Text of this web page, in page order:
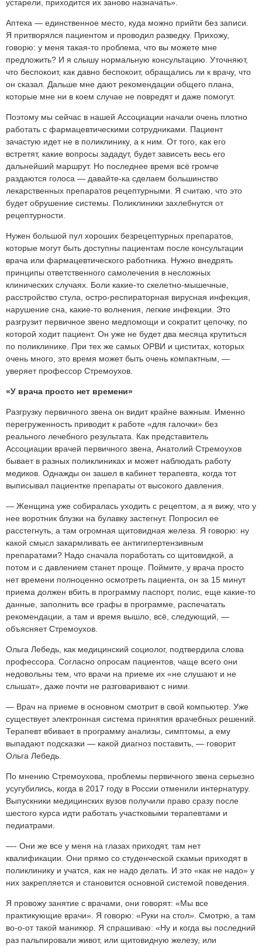
устарели, приходится их заново назначать».
Аптека — единственное место, куда можно прийти без записи.
Я притворялся пациентом и проводил разведку. Прихожу,
говорю: у меня такая-то проблема, что вы можете мне
предложить? И я слышу нормальную консультацию. Уточняют,
что беспокоит, как давно беспокоит, обращались ли к врачу, что
он сказал. Дальше мне дают рекомендации общего плана,
которые мне ни в коем случае не повредят и даже помогут.
Поэтому мы сейчас в нашей Ассоциации начали очень плотно
работать с фармацевтическими сотрудниками. Пациент
зачастую идет не в поликлинику, а к ним. От того, как его
встретят, какие вопросы зададут, будет зависеть весь его
дальнейший маршрут. Но последнее время всё громче
раздаются голоса — давайте-ка сделаем большинство
лекарственных препаратов рецептурными. Я считаю, что это
будет обрушение системы. Поликлиники захлебнутся от
рецептурности.
Нужен большой пул хороших безрецептурных препаратов,
которые могут быть доступны пациентам после консультации
врача или фармацевтического работника. Нужно внедрять
принципы ответственного самолечения в несложных
клинических случаях. Боли какие-то скелетно-мышечные,
расстройство стула, остро-респираторная вирусная инфекция,
нарушение сна, какие-то волнения, легкие инфекции. Это
разгрузит первичное звено медпомощи и сократит цепочку, по
которой ходит пациент. Он уже не будет два месяца крутиться
по поликлинике. При тех же самых ОРВИ и циститах, которых
очень много, это время может быть очень компактным, —
уверяет профессор Стремоухов.
«У врача просто нет времени»
Разгрузку первичного звена он видит крайне важным. Именно
перегруженность приводит к работе «для галочки» без
реального лечебного результата. Как представитель
Ассоциации врачей первичного звена, Анатолий Стремоухов
бывает в разных поликлиниках и может наблюдать работу
медиков. Однажды он зашел в кабинет терапевта, когда тот
выписывал пациентке препараты от высокого давления.
— Женщина уже собиралась уходить с рецептом, а я вижу, что у
нее воротник блузки на булавку застегнут. Попросил ее
расстегнуть, а там огромная щитовидная железа. Я говорю: ну
какой смысл закармливать ее антигипертензивным
препаратами? Надо сначала поработать со щитовидкой, а
потом и с давлением станет проще. Поймите, у врача просто
нет времени полноценно осмотреть пациента, он за 15 минут
приема должен вбить в программу паспорт, полис, еще какие-то
данные, заполнить все графы в программе, распечатать
рекомендации, а там и время вышло, всё, следующий, —
объясняет Стремоухов.
Ольга Лебедь, как медицинский социолог, подтвердила слова
профессора. Согласно опросам пациентов, чаще всего они
недовольны тем, что врачи на приеме их «не слушают и не
слышат», даже почти не разговаривают с ними.
— Врач на приеме в основном смотрит в свой компьютер. Уже
существует электронная система принятия врачебных решений.
Терапевт вбивает в программу анализы, симптомы, а ему
выпадают подсказки — какой диагноз поставить, — говорит
Ольга Лебедь.
По мнению Стремоухова, проблемы первичного звена серьезно
усугубились, когда в 2017 году в России отменили интернатуру.
Выпускники медицинских вузов получили право сразу после
шестого курса идти работать участковыми терапевтами и
педиатрами.
—- Они же все у меня на глазах приходят, там нет
квалификации. Они прямо со студенческой скамьи приходят в
поликлинику и учатся, как не надо делать. И это «как не надо» у
них закрепляется и становится основной системой поведения.
Я провожу занятие с врачами, они говорят: «Мы все
практикующие врачи». Я говорю: «Руки на стол». Смотрю, а там
во-о-от такой маникюр. Я спрашиваю: «Ну и когда вы последний
раз пальпировали живот, или щитовидную железу, или